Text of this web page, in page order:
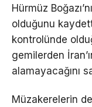
Hürmüz
olduğunu
kontrolünde
gemilerden
alamayacağını
Müzakerelerin